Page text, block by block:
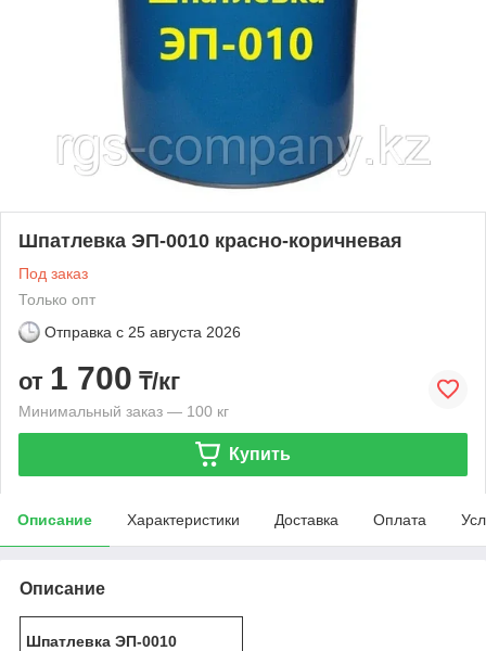
Шпатлевка ЭП-0010 красно-коричневая
Под заказ
Только опт
Отправка с 25 августа 2026
от 1 700 ₸/кг
Минимальный заказ — 100 кг
Купить
Описание Характеристики Доставка Оплата
Описание
Шпатлевка ЭП-0010